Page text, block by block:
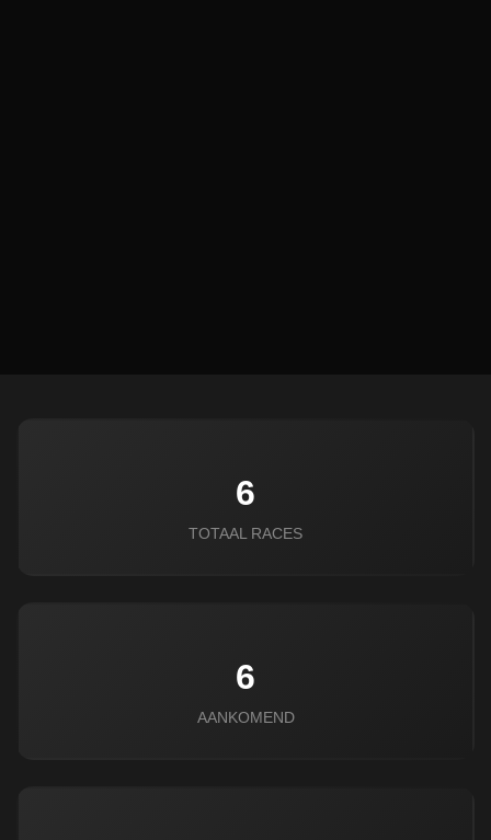
6
TOTAAL RACES
6
AANKOMEND